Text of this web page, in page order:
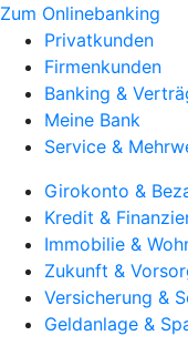
Zum Onlinebanking
Privatkunden
Firmenkunden
Banking &
Meine Bank
Service &
Girokonto &
Kredit &
Immobilie &
Zukunft &
Versicherung &
Geldanlage &